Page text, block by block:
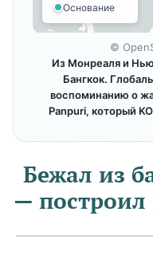
Основание
©
Из Монреаля и
Бангкок.
воспоминанию о
Panpuri, который
Бежал из
—